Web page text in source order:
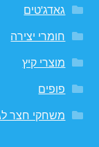
גאדג'טים
חומרי יצירה
מוצרי קיץ
פופים
משחקי חצר